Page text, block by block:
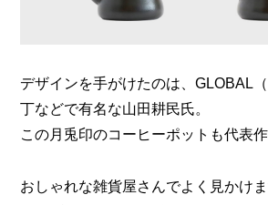
デザインを手がけたのは、GLOBAL
丁などで有名な山田耕民氏。
この月兎印のコーヒーポットも代表作
おしゃれな雑貨屋さんでよく見かけま